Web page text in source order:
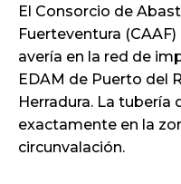
El Consorcio de
Fuerteventura
avería en la red de
EDAM de Puerto del
Herradura. La tubería
exactamente en la
circunvalación.